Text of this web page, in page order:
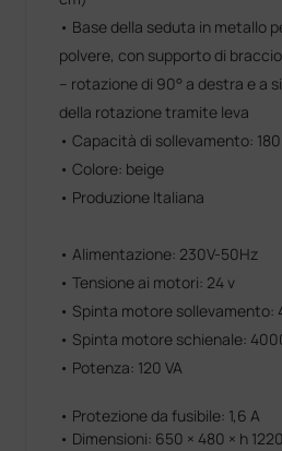
• Base della seduta in metallo
polvere, con supporto di
– rotazione di 90° a destra e a
della rotazione tramite leva
• Capacità di sollevamento:
• Colore: beige
• Produzione Italiana
• Alimentazione: 230V-50Hz
• Tensione ai motori: 24 v
• Spinta motore sollevamento:
• Spinta motore schienale:
• Potenza: 120 VA
• Protezione da fusibile: 1,6 A
• Dimensioni: 650 × 480 × h